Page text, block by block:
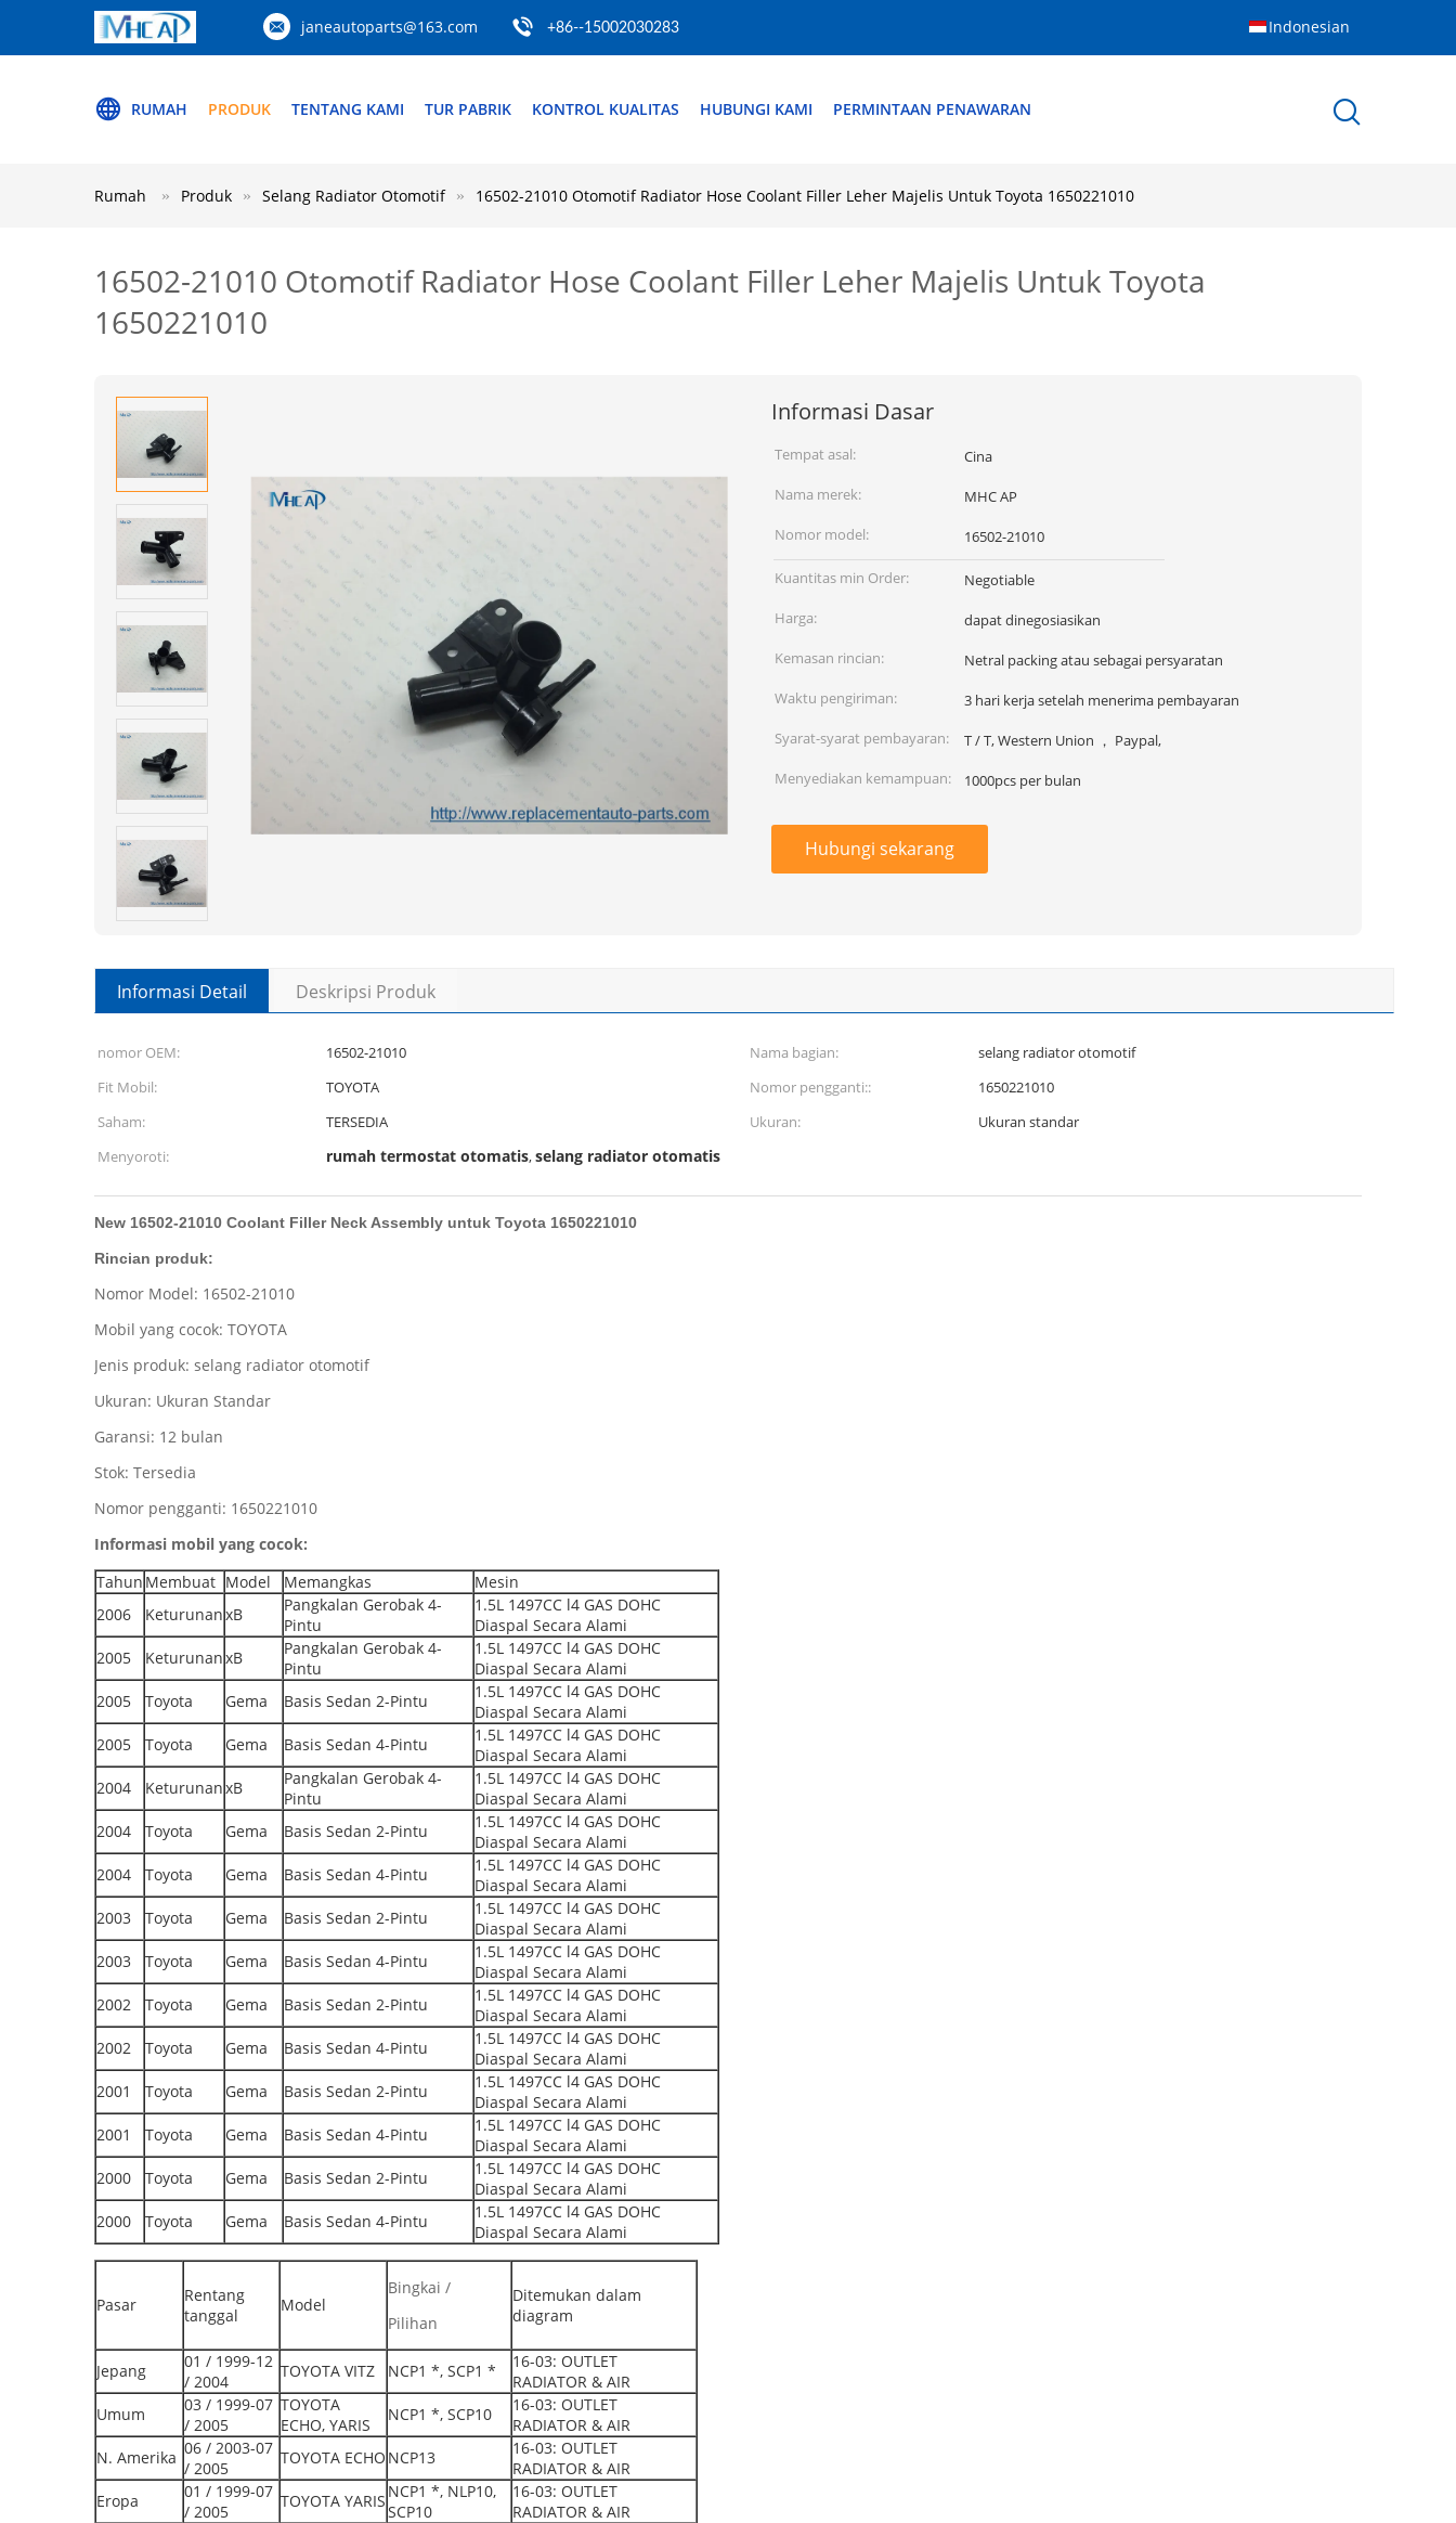
janeautoparts@163.com +86--15002030283 Indonesian
RUMAH PRODUK TENTANG KAMI TUR PABRIK KONTROL KUALITAS HUBUNGI KAMI PERMINTAAN PENAWARAN
Rumah Produk Selang Radiator Otomotif 16502-21010 Otomotif Radiator Hose Coolant Filler Leher Majelis Untuk Toyota 1650221010
16502-21010 Otomotif Radiator Hose Coolant Filler Leher Majelis Untuk Toyota
1650221010
Informasi Dasar
Tempat asal:
Cina
Nama merek:
MHC AP
Nomor model:
16502-21010
Kuantitas min Order:
Negotiable
Harga:
dapat dinegosiasikan
Kemasan rincian:
Netral packing atau sebagai persyaratan
Waktu pengiriman:
3 hari kerja setelah menerima pembayaran
Syarat-syarat pembayaran:
T / T, Western Union ， Paypal,
Menyediakan kemampuan:
1000pcs per bulan
Hubungi sekarang
Informasi Detail Deskripsi Produk
nomor OEM: 16502-21010 Nama bagian:
selang radiator otomotif
Fit Mobil:
TOYOTA Nomor pengganti::
1650221010
Saham:
TERSEDIA Ukuran:
Ukuran standar
Menyoroti:
rumah termostat otomatis,selang radiator otomatis
New 16502-21010 Coolant Filler Neck Assembly untuk Toyota 1650221010
Rincian produk:
Nomor Model: 16502-21010
Mobil yang cocok: TOYOTA
Jenis produk: selang radiator otomotif
Ukuran: Ukuran Standar
Garansi: 12 bulan
Stok: Tersedia
Nomor pengganti: 1650221010
Informasi mobil yang cocok:
Tahun Membuat Model Memangkas
Mesin
2006
KeturunanxB
Pangkalan Gerobak 4-
Pintu
1.5L 1497CC l4 GAS DOHC
Diaspal Secara Alami
2005
KeturunanxB
Pangkalan Gerobak 4-
Pintu
1.5L 1497CC l4 GAS DOHC
Diaspal Secara Alami
2005
Toyota Gema Basis Sedan 2-Pintu
1.5L 1497CC l4 GAS DOHC
Diaspal Secara Alami
2005
Toyota Gema Basis Sedan 4-Pintu
1.5L 1497CC l4 GAS DOHC
Diaspal Secara Alami
2004
KeturunanxB
Pangkalan Gerobak 4-
Pintu
1.5L 1497CC l4 GAS DOHC
Diaspal Secara Alami
2004
Toyota Gema Basis Sedan 2-Pintu
1.5L 1497CC l4 GAS DOHC
Diaspal Secara Alami
2004
Toyota Gema Basis Sedan 4-Pintu
1.5L 1497CC l4 GAS DOHC
Diaspal Secara Alami
2003
Toyota Gema Basis Sedan 2-Pintu
1.5L 1497CC l4 GAS DOHC
Diaspal Secara Alami
2003
Toyota Gema Basis Sedan 4-Pintu
1.5L 1497CC l4 GAS DOHC
Diaspal Secara Alami
2002
Toyota Gema Basis Sedan 2-Pintu
1.5L 1497CC l4 GAS DOHC
Diaspal Secara Alami
2002
Toyota Gema Basis Sedan 4-Pintu
1.5L 1497CC l4 GAS DOHC
Diaspal Secara Alami
2001
Toyota Gema Basis Sedan 2-Pintu
1.5L 1497CC l4 GAS DOHC
Diaspal Secara Alami
2001
Toyota Gema Basis Sedan 4-Pintu
1.5L 1497CC l4 GAS DOHC
Diaspal Secara Alami
2000
Toyota Gema Basis Sedan 2-Pintu
1.5L 1497CC l4 GAS DOHC
Diaspal Secara Alami
2000
Toyota Gema Basis Sedan 4-Pintu
1.5L 1497CC l4 GAS DOHC
Diaspal Secara Alami
Pasar
Rentang
tanggal
Model
Bingkai /
Pilihan
Ditemukan dalam
diagram
Jepang
01 / 1999-12
/ 2004
TOYOTA VITZ NCP1 *, SCP1 *
16-03: OUTLET
RADIATOR & AIR
Umum
03 / 1999-07
/ 2005
TOYOTA
ECHO, YARIS
NCP1 *, SCP10
16-03: OUTLET
RADIATOR & AIR
N. Amerika 06 / 2003-07
/ 2005
TOYOTA ECHO NCP13
16-03: OUTLET
RADIATOR & AIR
Eropa
01 / 1999-07
/ 2005
TOYOTA YARIS NCP1 *, NLP10,
SCP10
16-03: OUTLET
RADIATOR & AIR